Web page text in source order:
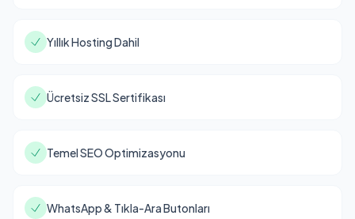
Yıllık Hosting Dahil
Ücretsiz SSL Sertifikası
Temel SEO Optimizasyonu
WhatsApp & Tıkla-Ara Butonları